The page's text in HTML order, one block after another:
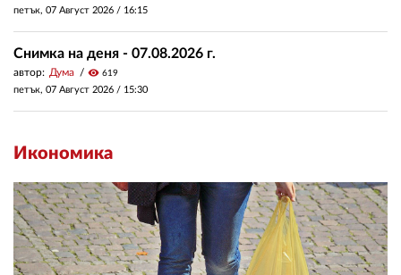
петък, 07 Август 2026 / 16:15
Снимка на деня - 07.08.2026 г.
автор: Дума visibility 619
петък, 07 Август 2026 / 15:30
Икономика